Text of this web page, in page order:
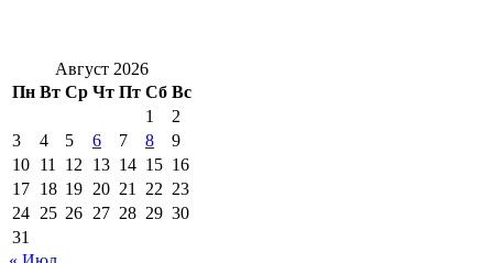
Август 2026
Пн Вт Ср Чт Пт Сб Вс
1
2
3
4 5 6 7 8
9
10 11 12 13 14 15 16
17 18 19 20 21 22 23
24 25 26 27 28 29 30
31